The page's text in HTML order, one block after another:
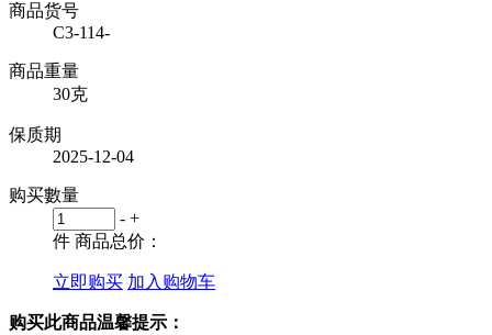
商品货号
C3-114-
商品重量
30克
保质期
2025-12-04
购买數量
- +
件 商品总价：
立即购买 加入购物车
购买此商品温馨提示：